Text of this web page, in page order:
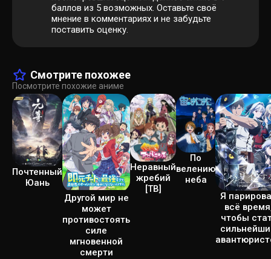
баллов из 5 возможных. Оставьте своё
мнение в комментариях и не забудьте
поставить оценку.
Смотрите похожее
Посмотрите похожие аниме
Почтенный
Юань
Другой мир не
может
противостоять
силе
мгновенной
смерти
Неравный
жребий
[ТВ]
По
велению
неба
Я
всё
чтобы